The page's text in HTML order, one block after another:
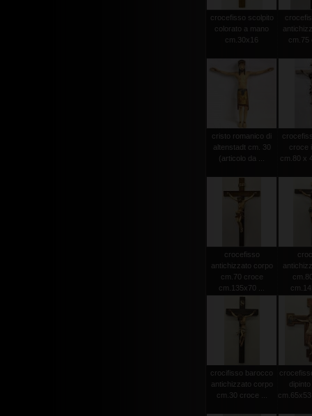
crocefisso scolpito
colorato a mano
cm.30x16
cm.75
cristo romanico di
altenstadt cm. 30
(articolo da ...
croce
cm.80 x
crocefisso
antichizzato corpo
cm.70 croce
cm.135x70 ...
crocifisso barocco
antichizzato corpo
cm.30 croce ...